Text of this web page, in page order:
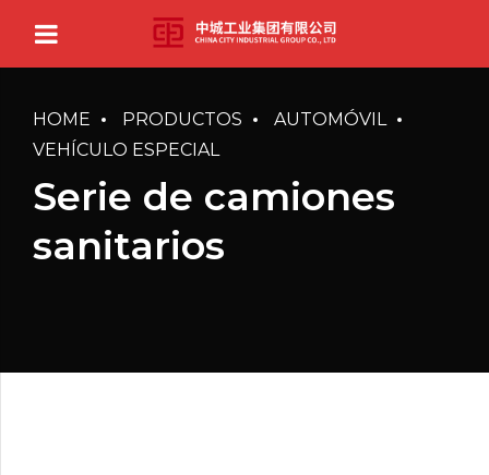
HOME PRODUCTOS
AUTOMÓVIL
VEHÍCULO ESPECIAL
Serie de camiones
sanitarios